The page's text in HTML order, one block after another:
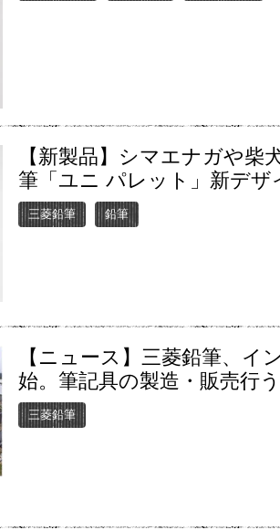
【新製品】シマエナガや柴
筆「ユニ パレット」新デザ
三菱鉛筆 鉛筆
【ニュース】三菱鉛筆、イ
始。筆記具の製造・販売行う
三菱鉛筆